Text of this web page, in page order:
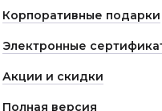
Корпоративные подарки
Электронные
Акции и скидки
Полная версия